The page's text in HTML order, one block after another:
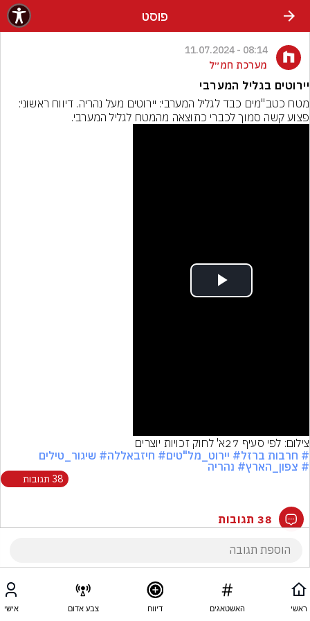
פוסט
08:14 - 11.07.2024
מערכת חמ״ל
יירוטים בגליל המערבי
פצוע קשה סמוך לכברי כתוצאה מהמטח לגליל המערבי.
Play
צילום: לפי סעיף 27א' לחוק זכויות יוצרים
# חרבות ברזל# יירוט_מל"טים# חיזבאללה# שיגור_טילים
# צפון_הארץ# נהריה
38 תגובות
38 תגובות
ראשי האשטאגים דיווח צבע אדום אישי